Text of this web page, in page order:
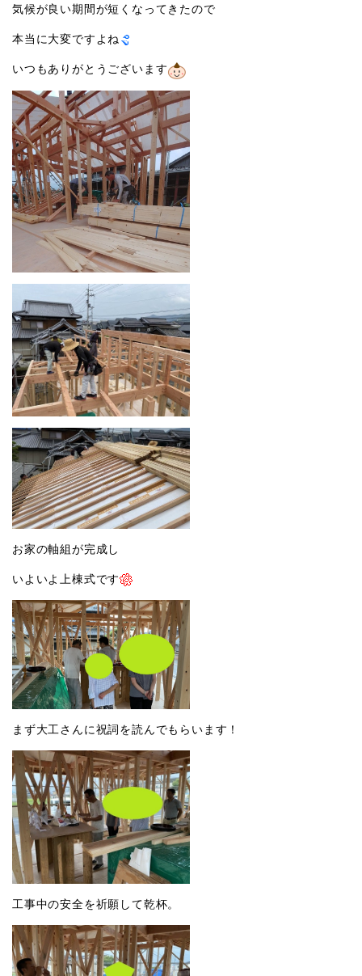
気候が良い期間が短くなってきたので
本当に大変ですよね
いつもありがとうございます
お家の軸組が完成し
いよいよ上棟式です
まず大工さんに祝詞を読んでもらいます！
工事中の安全を祈願して乾杯。